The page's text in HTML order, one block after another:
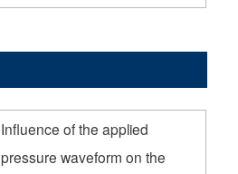
Influence of the applied
pressure waveform on the